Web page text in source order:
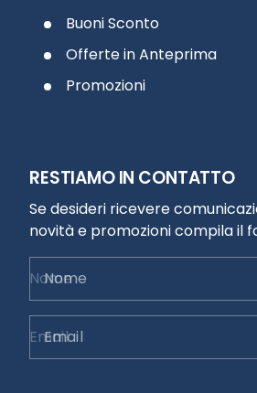
Buoni Sconto
Offerte in Anteprima
Promozioni
RESTIAMO IN CONTATTO
Se desideri ricevere
novità e promozioni compila il
Nome
Email